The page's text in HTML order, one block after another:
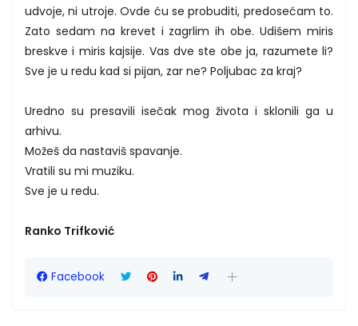
udvoje, ni utroje. Ovde ću se probuditi, predosećam to.
Zato sedam na krevet i zagrlim ih obe. Udišem miris
breskve i miris kajsije. Vas dve ste obe ja, razumete li?
Sve je u redu kad si pijan, zar ne? Poljubac za kraj?
Uredno su presavili isečak mog života i sklonili ga u
arhivu.
Možeš da nastaviš spavanje.
Vratili su mi muziku.
Sve je u redu.
Ranko Trifković
Facebook